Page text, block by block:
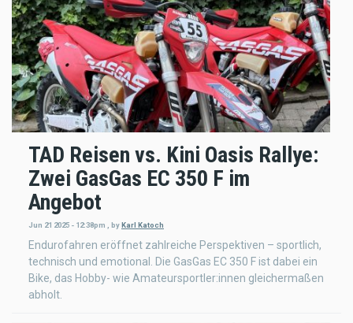
TAD Reisen vs. Kini Oasis Rallye:
Zwei GasGas EC 350 F im
Angebot
Jun 21 2025 - 12:38pm byKarl Katoch
Endurofahren eröffnet zahlreiche Perspektiven – sportlich,
technisch und emotional. Die GasGas EC 350 F ist dabei ein
Bike, das Hobby- wie Amateursportler:innen gleichermaßen
abholt.